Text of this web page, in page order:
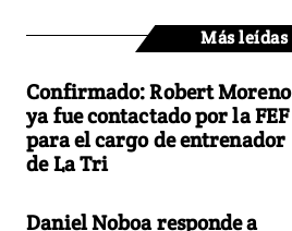
Más leídas
Confirmado: Robert Moreno
ya fue contactado por la FEF
para el cargo de entrenador
de La Tri
Daniel Noboa responde a